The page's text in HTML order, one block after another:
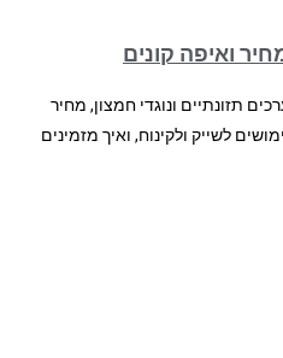
ואיפה קונים
תזונתיים ונוגדי חמצון, מחיר
לשייק ולקינוח, ואיך מזמינים